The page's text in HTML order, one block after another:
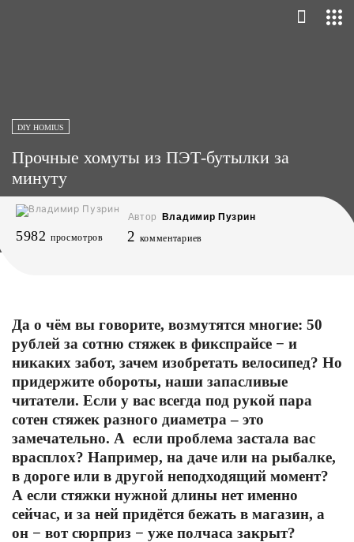
DIY HOMIUS
Прочные хомуты из ПЭТ-бутылки за
минуту
Автор Владимир Пузрин
5982 просмотров 2 комментариев
Да о чём вы говорите, возмутятся многие: 50
рублей за сотню стяжек в фикспрайсе − и
никаких забот, зачем изобретать велосипед? Но
придержите обороты, наши запасливые
читатели. Если у вас всегда под рукой пара
сотен стяжек разного диаметра – это
замечательно. А если проблема застала вас
врасплох? Например, на даче или на рыбалке,
в дороге или в другой неподходящий момент?
А если стяжки нужной длины нет именно
сейчас, и за ней придётся бежать в магазин, а
он − вот сюрприз − уже полчаса закрыт?